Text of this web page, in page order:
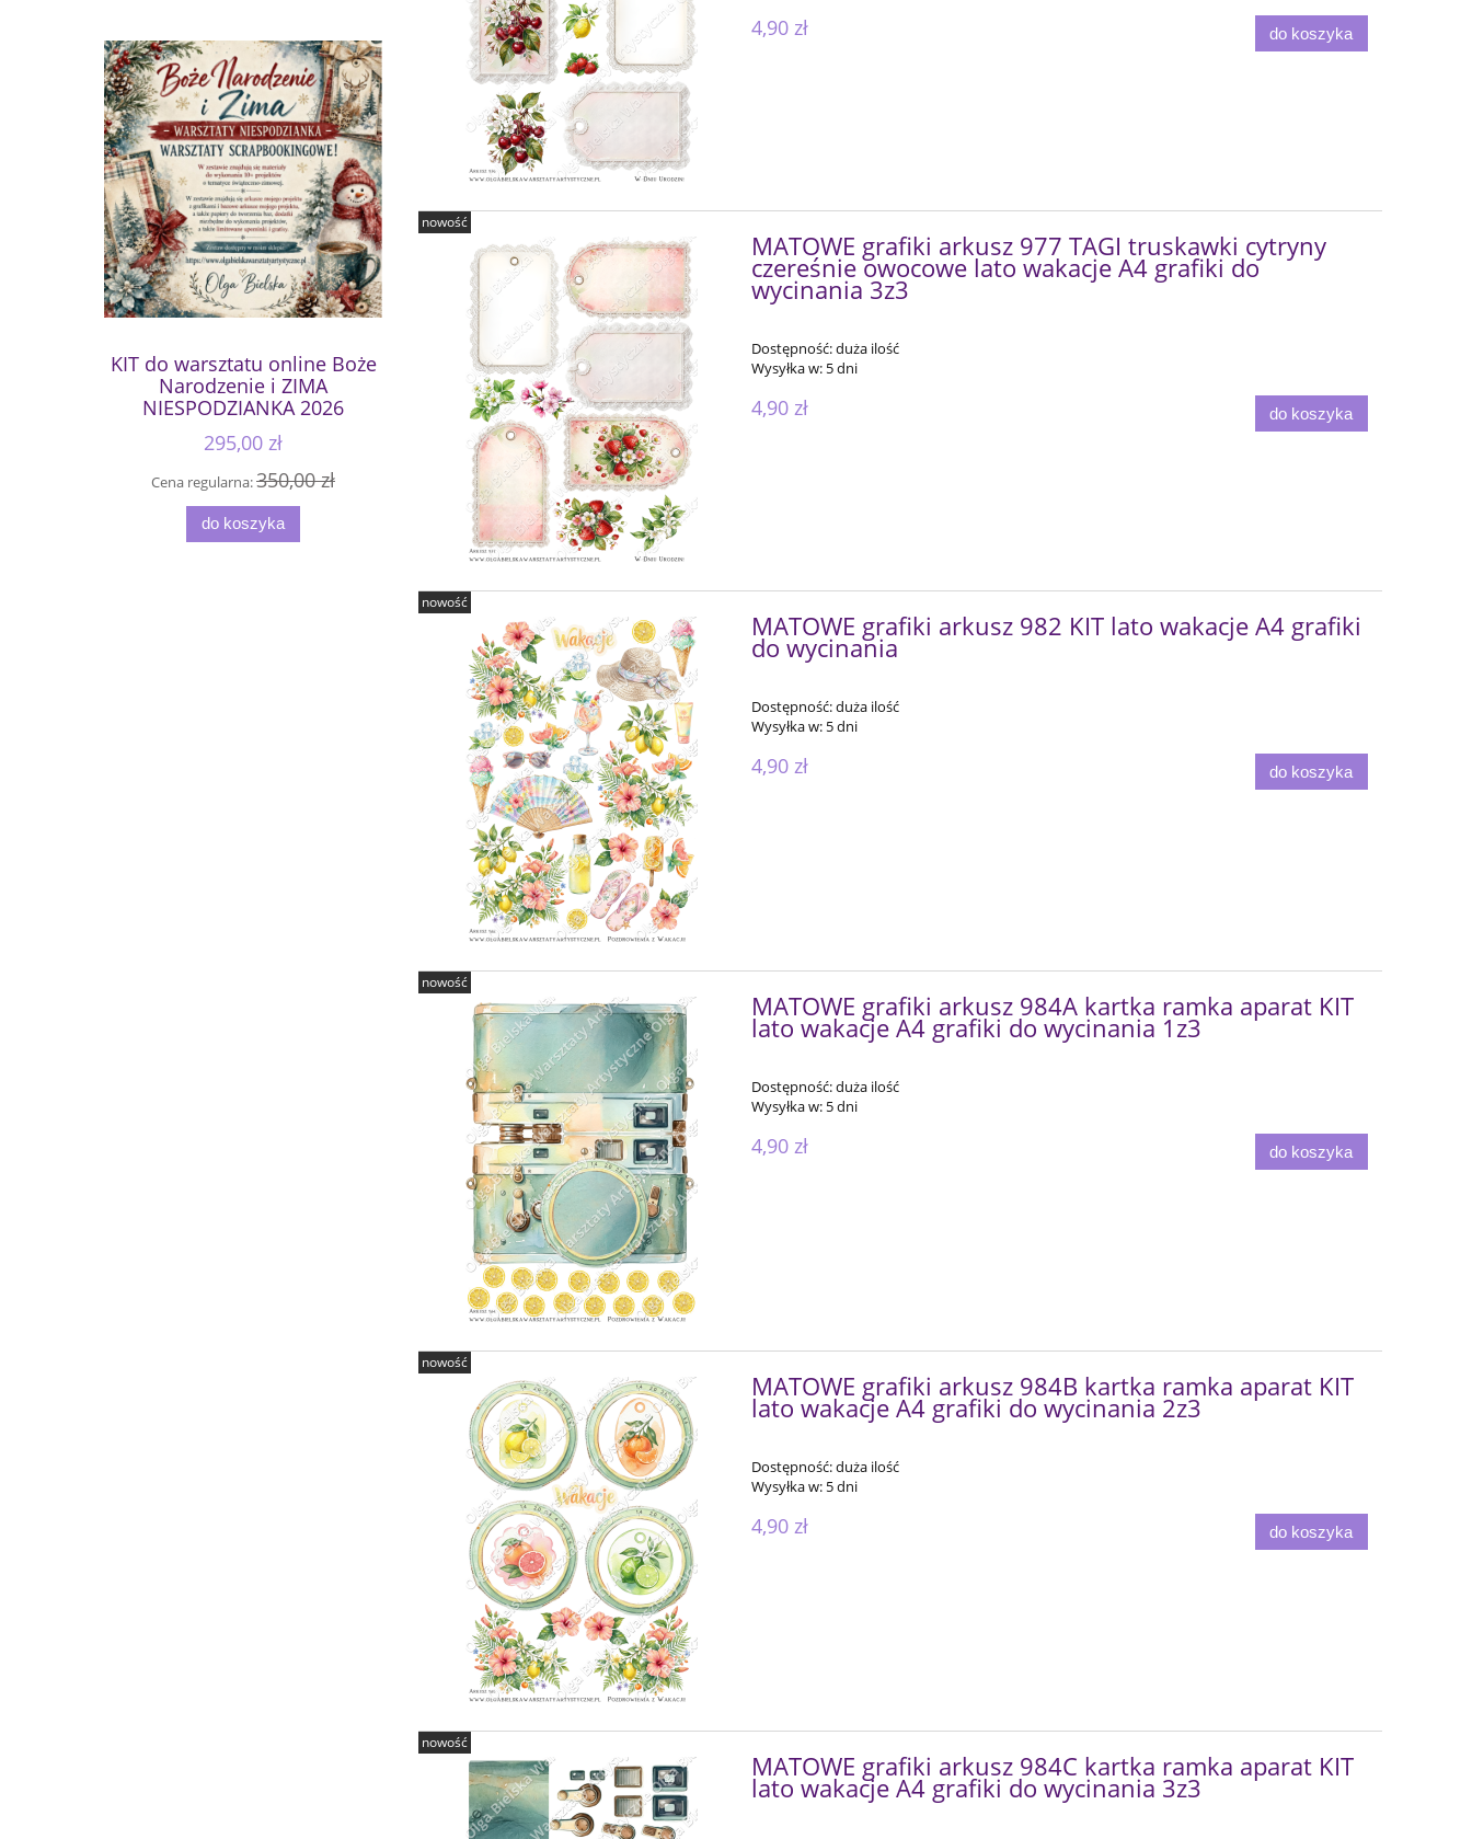
KIT do warsztatu online Boże
Narodzenie i ZIMA
NIESPODZIANKA 2026
295,00 zł
Cena regularna:350,00 zł
do koszyka
4,90 zł do koszyka
MATOWE grafiki arkusz 977 TAGI truskawki cytryny
czereśnie owocowe lato wakacje A4 grafiki do
wycinania 3z3
Dostępność:duża ilość
Wysyłka w: 5 dni
4,90 zł do koszyka
nowość
MATOWE grafiki arkusz 982 KIT lato wakacje A4 grafiki
do wycinania
Dostępność:duża ilość
Wysyłka w: 5 dni
4,90 zł do koszyka
nowość
MATOWE grafiki arkusz 984A kartka ramka aparat KIT
lato wakacje A4 grafiki do wycinania 1z3
Dostępność:duża ilość
Wysyłka w: 5 dni
4,90 zł do koszyka
nowość
MATOWE grafiki arkusz 984B kartka ramka aparat KIT
lato wakacje A4 grafiki do wycinania 2z3
Dostępność:duża ilość
Wysyłka w: 5 dni
4,90 zł do koszyka
nowość
MATOWE grafiki arkusz 984C kartka ramka aparat KIT
lato wakacje A4 grafiki do wycinania 3z3
nowość